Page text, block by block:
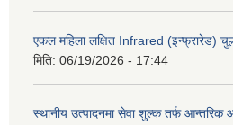
एकल महिला लक्षित Infrared (इन्फ्रारेड)
मिति: 06/19/2026 - 17:44
स्थानीय उत्पादनमा सेवा शुल्क तर्फ